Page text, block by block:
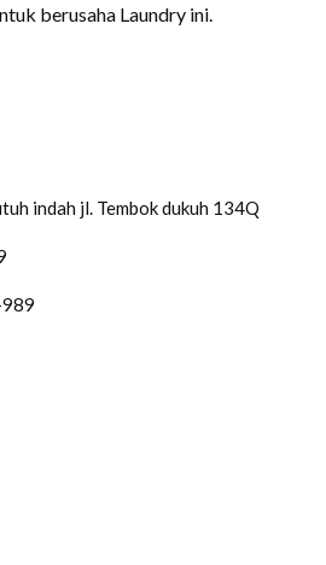
berusaha Laundry ini.
indah jl. Tembok dukuh 134Q